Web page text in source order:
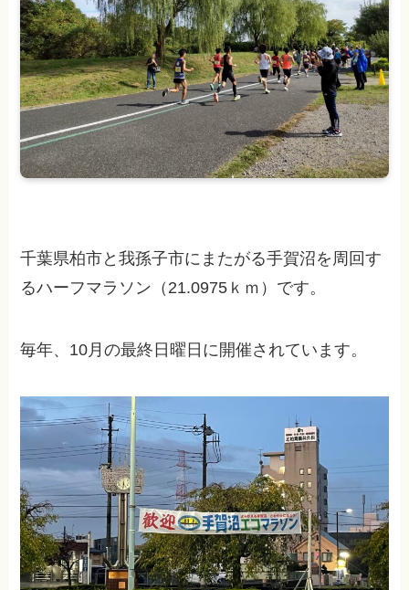
千葉県柏市と我孫子市にまたがる手賀沼を周回す
るハーフマラソン（21.0975ｋｍ）です。
毎年、10月の最終日曜日に開催されています。